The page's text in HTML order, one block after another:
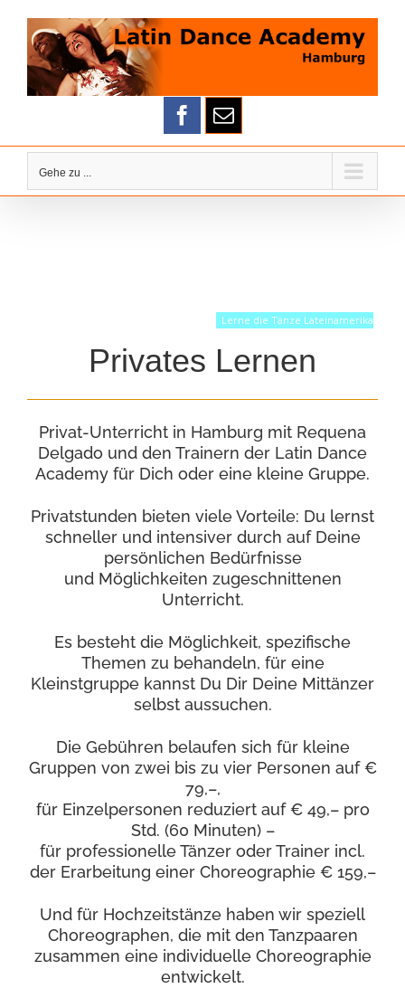
Inhalt
springen
Gehe zu ...
Lerne die Tänze Lateinamerikas!
Privates Lernen
Privat-Unterricht in Hamburg mit Requena
Delgado und den Trainern der Latin Dance
Academy für Dich oder eine kleine Gruppe.
Privatstunden bieten viele Vorteile: Du lernst
schneller und intensiver durch auf Deine
persönlichen Bedürfnisse
und Möglichkeiten zugeschnittenen
Unterricht.
Es besteht die Möglichkeit, spezifische
Themen zu behandeln, für eine
Kleinstgruppe kannst Du Dir Deine Mittänzer
selbst aussuchen.
Die Gebühren belaufen sich für kleine
Gruppen von zwei bis zu vier Personen auf €
79,–,
für Einzelpersonen reduziert auf € 49,– pro
Std. (60 Minuten) –
für professionelle Tänzer oder Trainer incl.
der Erarbeitung einer Choreographie € 159,–
Und für Hochzeitstänze haben wir speziell
Choreographen, die mit den Tanzpaaren
zusammen eine individuelle Choreographie
entwickelt.